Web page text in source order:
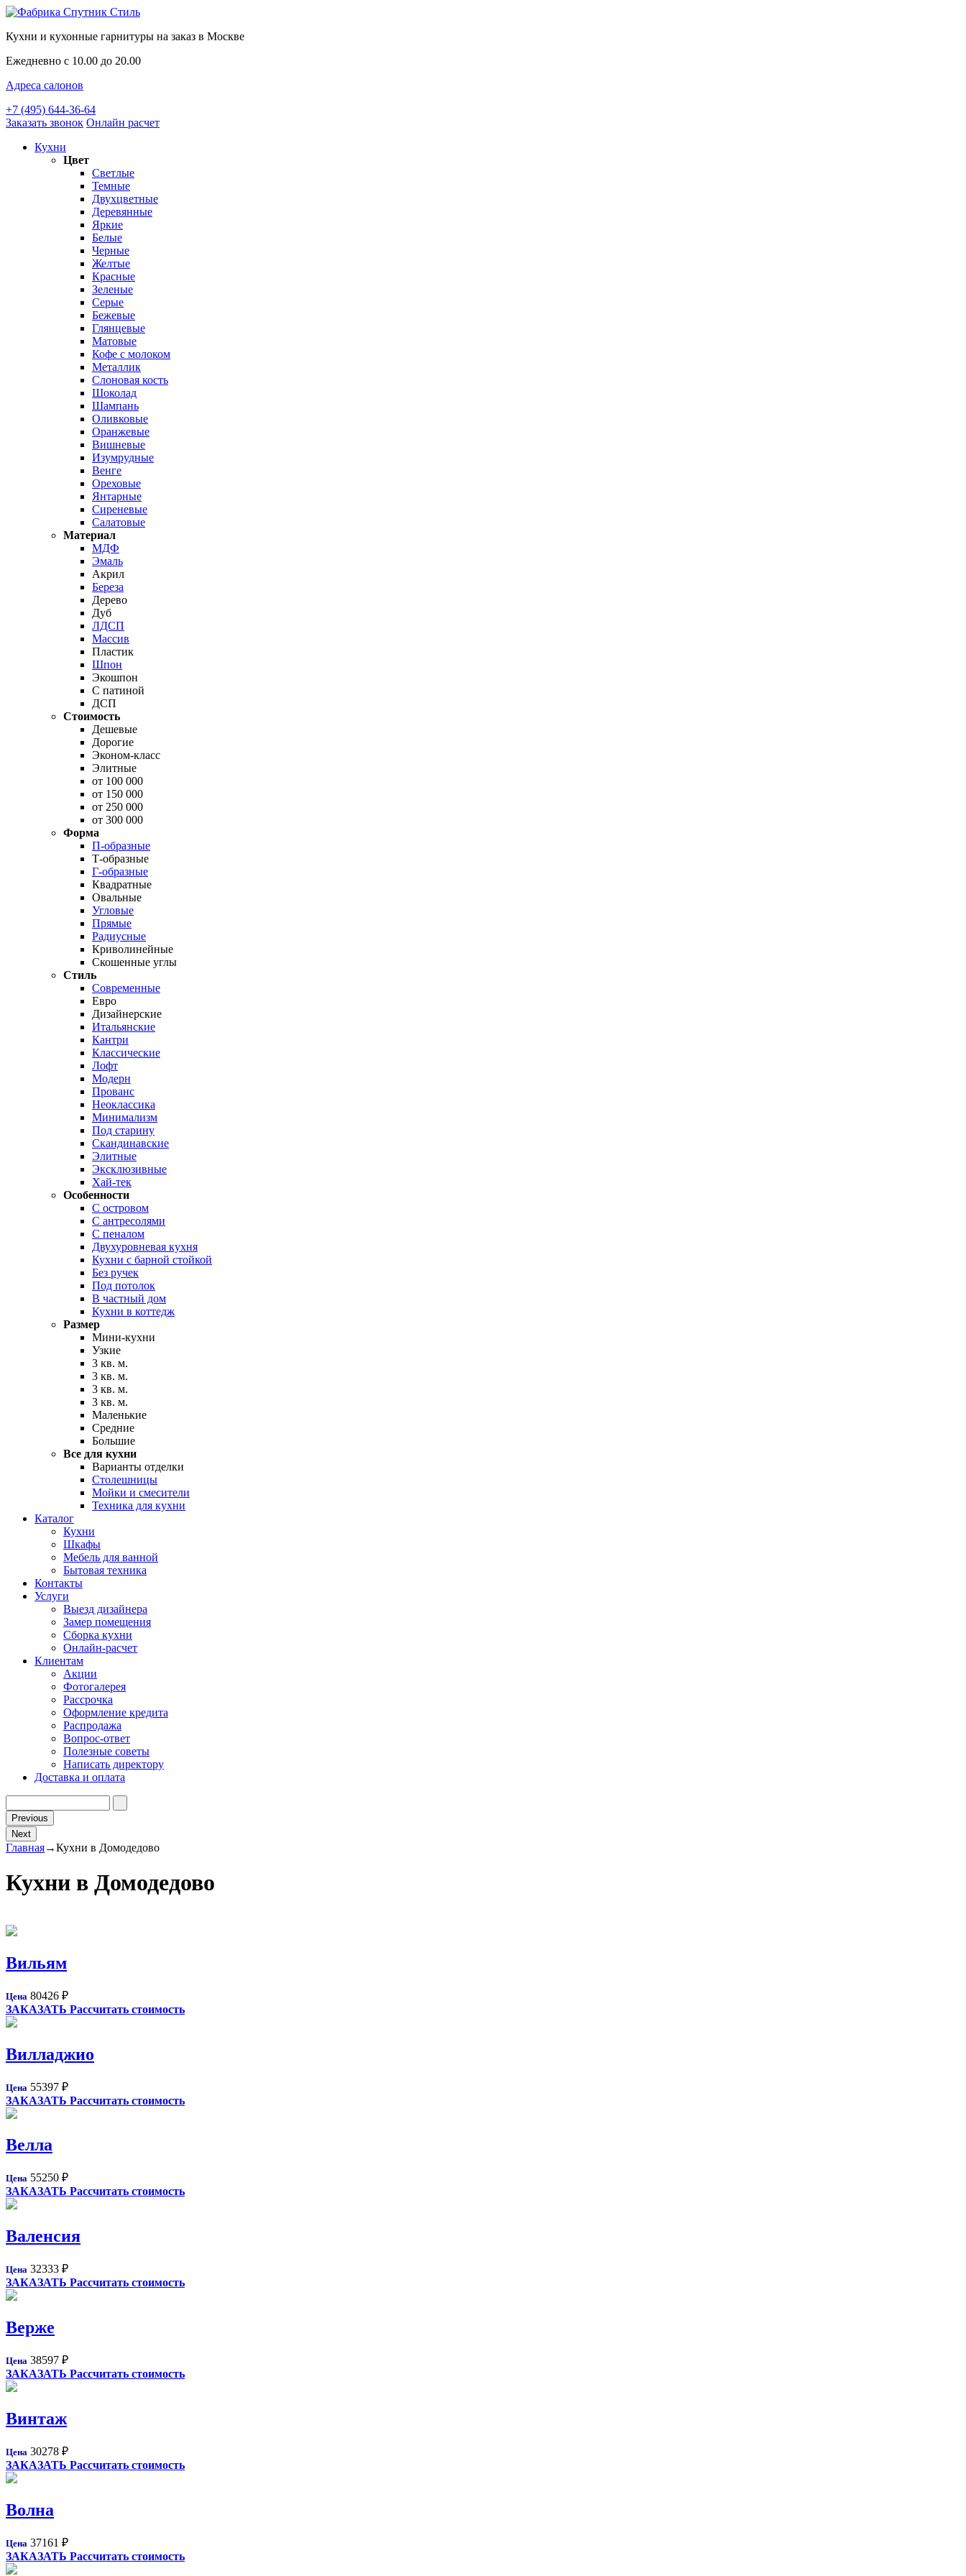
Кухни и кухонные гарнитуры на заказ в Москве
Ежедневно с 10.00 до 20.00
Адреса салонов
+7 (495) 644-36-64
Заказать звонок Онлайн расчет
Кухни
Цвет
Светлые
Темные
Двухцветные
Деревянные
Яркие
Белые
Черные
Желтые
Красные
Зеленые
Серые
Бежевые
Глянцевые
Матовые
Кофе с молоком
Металлик
Слоновая кость
Шоколад
Шампань
Оливковые
Оранжевые
Вишневые
Изумрудные
Венге
Ореховые
Янтарные
Сиреневые
Салатовые
Материал
МДФ
Эмаль
Акрил
Береза
Дерево
Дуб
ЛДСП
Массив
Пластик
Шпон
Экошпон
С патиной
ДСП
Стоимость
Дешевые
Дорогие
Эконом-класс
Элитные
от 100 000
от 150 000
от 250 000
от 300 000
Форма
П-образные
Т-образные
Г-образные
Квадратные
Овальные
Угловые
Прямые
Радиусные
Криволинейные
Скошенные углы
Стиль
Современные
Евро
Дизайнерские
Итальянские
Кантри
Классические
Лофт
Модерн
Прованс
Неоклассика
Минимализм
Под старину
Скандинавские
Элитные
Эксклюзивные
Хай-тек
Особенности
С островом
С антресолями
С пеналом
Двухуровневая кухня
Кухни с барной стойкой
Без ручек
Под потолок
В частный дом
Кухни в коттедж
Размер
Мини-кухни
Узкие
3 кв. м.
3 кв. м.
3 кв. м.
3 кв. м.
Маленькие
Средние
Большие
Все для кухни
Варианты отделки
Столешницы
Мойки и смесители
Техника для кухни
Каталог
Кухни
Шкафы
Мебель для ванной
Бытовая техника
Контакты
Услуги
Выезд дизайнера
Замер помещения
Сборка кухни
Онлайн-расчет
Клиентам
Акции
Фотогалерея
Рассрочка
Оформление кредита
Распродажа
Вопрос-ответ
Полезные советы
Написать директору
Доставка и оплата
Previous
Next
Главная→Кухни в Домодедово
Кухни в Домодедово
Вильям
Цена 80426 ₽
ЗАКАЗАТЬ Рассчитать стоимость
Вилладжио
Цена 55397 ₽
ЗАКАЗАТЬ Рассчитать стоимость
Велла
Цена 55250 ₽
ЗАКАЗАТЬ Рассчитать стоимость
Валенсия
Цена 32333 ₽
ЗАКАЗАТЬ Рассчитать стоимость
Верже
Цена 38597 ₽
ЗАКАЗАТЬ Рассчитать стоимость
Винтаж
Цена 30278 ₽
ЗАКАЗАТЬ Рассчитать стоимость
Волна
Цена 37161 ₽
ЗАКАЗАТЬ Рассчитать стоимость